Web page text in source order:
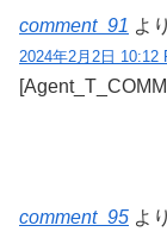
comment_91 よ
2024年2月2日 10:12
comment_95 よ